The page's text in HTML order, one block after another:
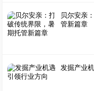
贝尔安亲
管新篇章
发掘产业